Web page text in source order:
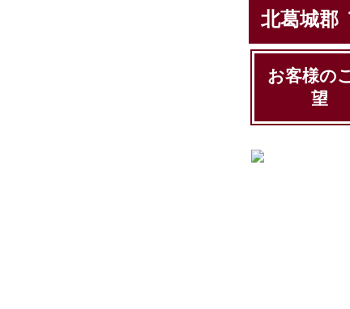
北葛城郡
お客様の
望